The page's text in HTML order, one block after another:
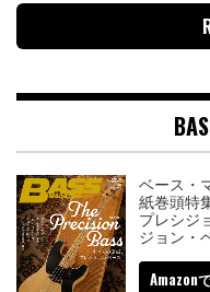
ベース・
紙巻頭特
プレシジ
ジョン・
Amazon